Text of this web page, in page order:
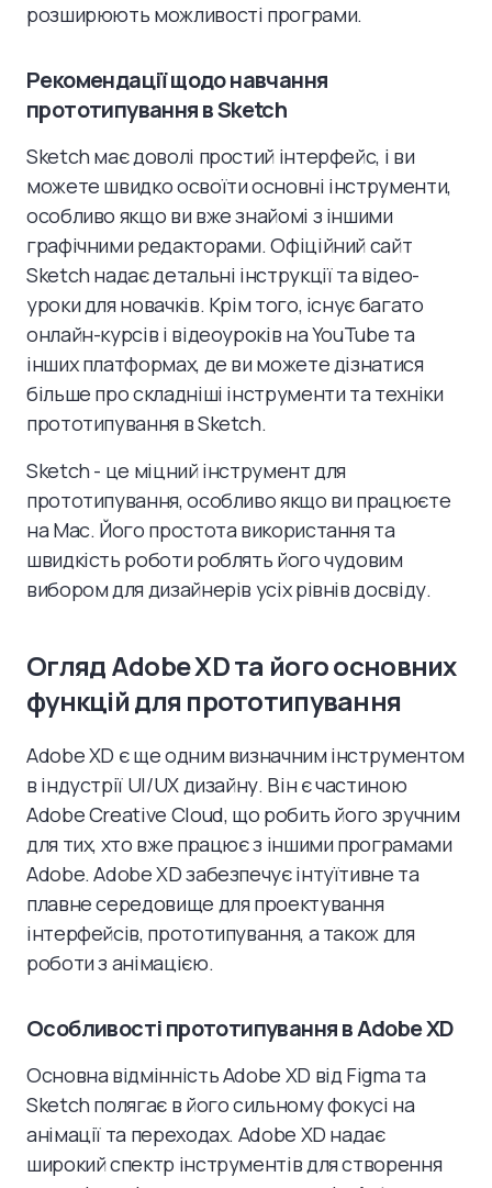
розширюють можливості програми.
Рекомендації щодо навчання
прототипування в Sketch
Sketch має доволі простий інтерфейс, і ви
можете швидко освоїти основні інструменти,
особливо якщо ви вже знайомі з іншими
графічними редакторами. Офіційний сайт
Sketch надає детальні інструкції та відео-
уроки для новачків. Крім того, існує багато
онлайн-курсів і відеоуроків на YouTube та
інших платформах, де ви можете дізнатися
більше про складніші інструменти та техніки
прототипування в Sketch.
Sketch - це міцний інструмент для
прототипування, особливо якщо ви працюєте
на Mac. Його простота використання та
швидкість роботи роблять його чудовим
вибором для дизайнерів усіх рівнів досвіду.
Огляд Adobe XD та його основних
функцій для прототипування
Adobe XD є ще одним визначним інструментом
в індустрії UI/UX дизайну. Він є частиною
Adobe Creative Cloud, що робить його зручним
для тих, хто вже працює з іншими програмами
Adobe. Adobe XD забезпечує інтуїтивне та
плавне середовище для проектування
інтерфейсів, прототипування, а також для
роботи з анімацією.
Особливості прототипування в Adobe XD
Основна відмінність Adobe XD від Figma та
Sketch полягає в його сильному фокусі на
анімації та переходах. Adobe XD надає
широкий спектр інструментів для створення